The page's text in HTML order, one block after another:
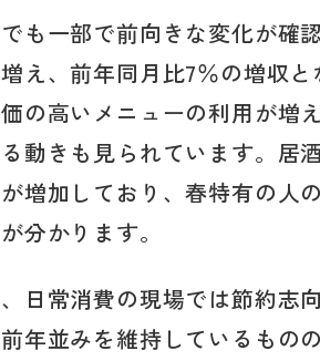
も一部で前向きな変化が確
え、前年同月比7％の増収
の高いメニューの利用が増
動きも見られています。居
増加しており、春特有の人
分かります。
日常消費の現場では節約志
年並みを維持しているもの